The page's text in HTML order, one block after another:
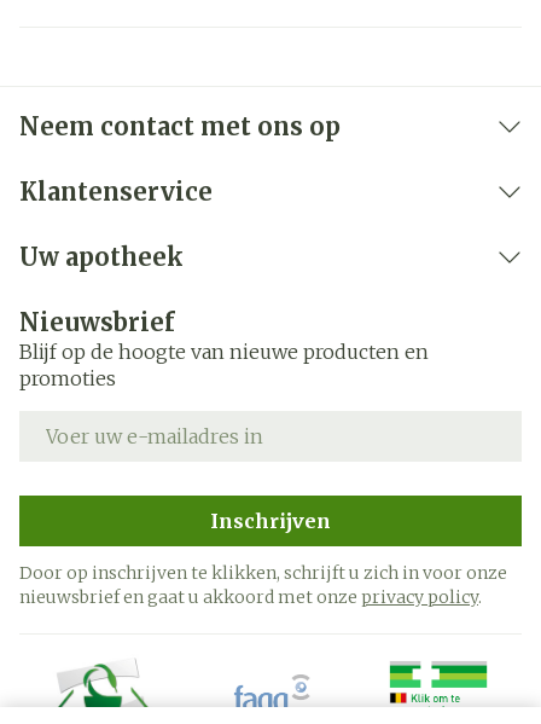
Neem contact met ons op
Klantenservice
Uw apotheek
Nieuwsbrief
Blijf op de hoogte van nieuwe producten en
promoties
Inschrijven
Door op inschrijven te klikken, schrijft u zich in voor onze
nieuwsbrief en gaat u akkoord met onze privacy policy.